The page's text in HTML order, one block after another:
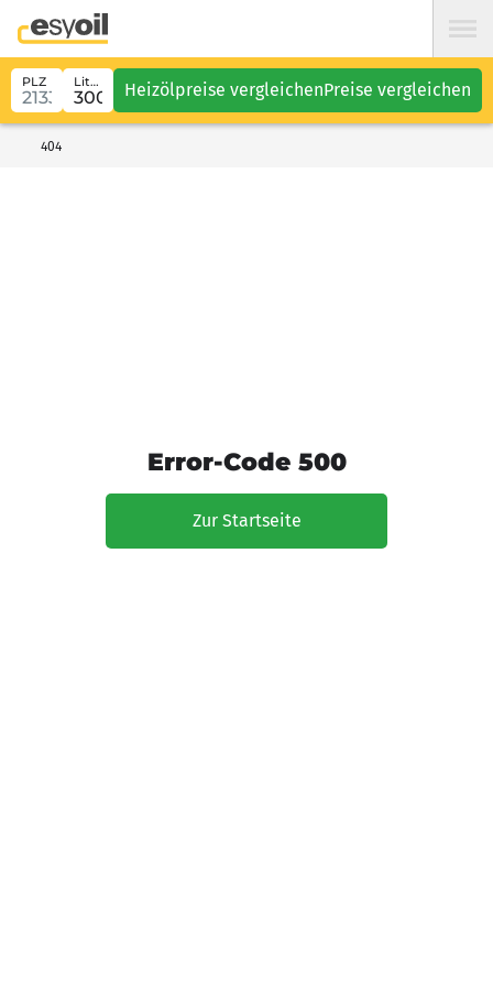
PLZ Liter Heizölpreise vergleichenPreise vergleichen
404
Error-Code 500
Zur Startseite